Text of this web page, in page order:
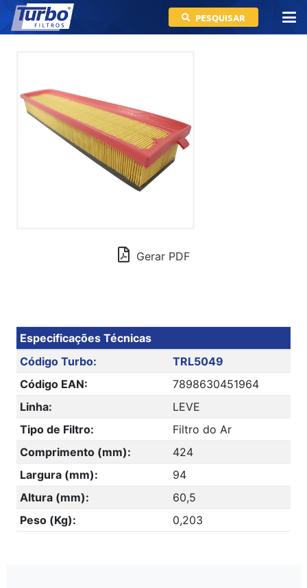
PESQUISAR
Gerar PDF
Especificações Técnicas
Código Turbo:
TRL5049
Código EAN:
7898630451964
Linha:
LEVE
Tipo de Filtro:
Filtro do Ar
Comprimento (mm):
424
Largura (mm):
94
Altura (mm):
60,5
Peso (Kg):
0,203